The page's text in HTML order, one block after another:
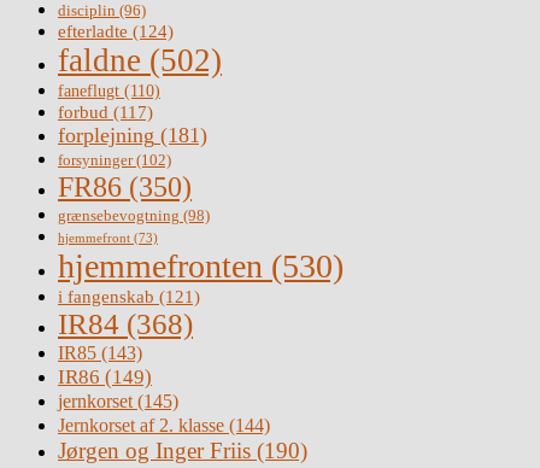
disciplin (96)
efterladte (124)
faldne (502)
faneflugt (110)
forbud (117)
forplejning (181)
forsyninger(102)
FR86 (350)
grænsebevogtning (98)
hjemmefront (73)
hjemmefronten (530)
i fangenskab (121)
IR84 (368)
IR85 (143)
IR86 (149)
jernkorset(145)
Jernkorset af 2. klasse (144)
Jørgen og Inger Friis (190)